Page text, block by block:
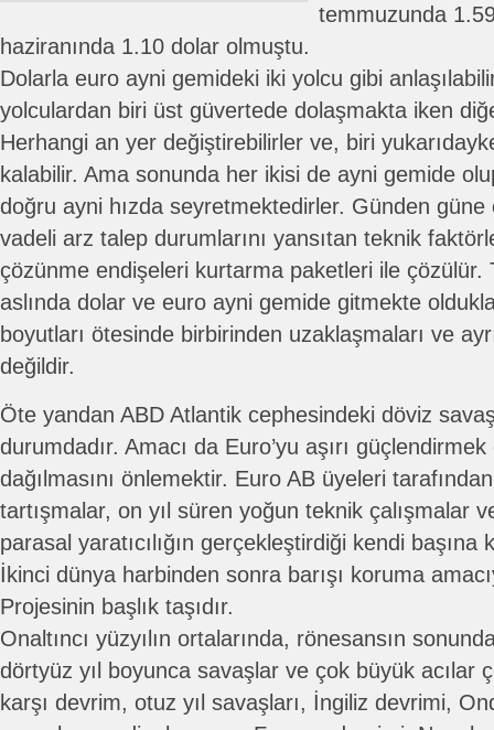
temmuzunda
haziranında 1.10 dolar olmuştu.
Dolarla euro ayni gemideki iki yolcu gibi
yolculardan biri üst güvertede dolaşmakta iken
Herhangi an yer değiştirebilirler ve, biri
kalabilir. Ama sonunda her ikisi de ayni gemide
doğru ayni hızda seyretmektedirler. Günden güne
vadeli arz talep durumlarını yansıtan teknik
çözünme endişeleri kurtarma paketleri ile çözülür.
aslında dolar ve euro ayni gemide gitmekte
boyutları ötesinde birbirinden uzaklaşmaları ve
değildir.
Öte yandan ABD Atlantik cephesindeki döviz
durumdadır. Amacı da Euro’yu aşırı
dağılmasını önlemektir. Euro AB üyeleri
tartışmalar, on yıl süren yoğun teknik çalışmalar
parasal yaratıcılığın gerçekleştirdiği kendi
İkinci dünya harbinden sonra barışı koruma
Projesinin başlık taşıdır.
Onaltıncı yüzyılın ortalarında, rönesansın
dörtyüz yıl boyunca savaşlar ve çok büyük acılar
karşı devrim, otuz yıl savaşları, İngiliz devrimi,